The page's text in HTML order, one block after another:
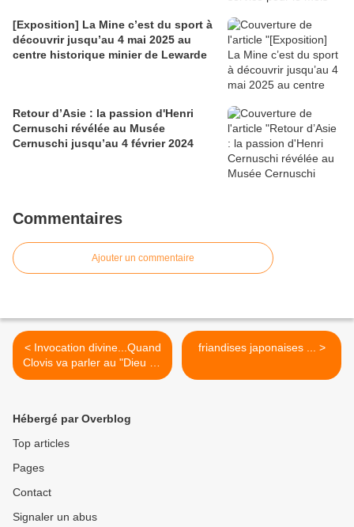
[Exposition] La Mine c’est du sport à
découvrir jusqu’au 4 mai 2025 au
centre historique minier de Lewarde
Retour d’Asie : la passion d'Henri
Cernuschi révélée au Musée
Cernuschi jusqu’au 4 février 2024
Commentaires
Ajouter un commentaire
< Invocation divine...Quand
Clovis va parler au "Dieu de
Clotilde"par Paul-Joseph
friandises japonaises ... >
Hébergé par Overblog
Top articles
Pages
Contact
Signaler un abus